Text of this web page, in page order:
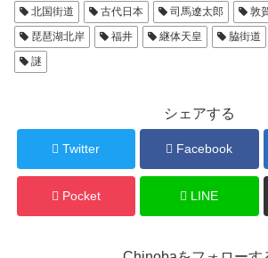
北国街道 古代日本 司馬遼太郎 敦
琵琶湖北岸
福井 継体天皇 脇街道
謎
シェアする
Twitter Facebook
Pocket LINE